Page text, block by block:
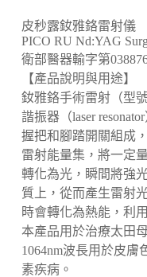
皮秒露釹雅鉻雷射儀
PICO RU Nd:YAG
衛部醫器輸字第
【產品說明與用途】
釹雅鉻手術雷射（型
諧振器（laser
握把和腳踏開關組成
雷射能量集，將一定
轉化為光，瞬間將強
質上，從而產生雷射
時會轉化為熱能，利
本產品用於治療太田
1064nm波長用於皮膚
素疾病。